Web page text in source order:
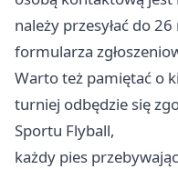
należy przesyłać do
formularza
Warto też pamiętać o
turniej odbędzie się
Sportu Flyball,
każdy pies